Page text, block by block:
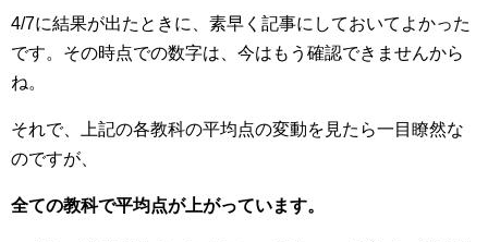
4/7に結果が出たときに、素早く記事にしておいてよかった
です。その時点での数字は、今はもう確認できませんから
ね。
それで、上記の各教科の平均点の変動を見たら一目瞭然な
のですが、
全ての教科で平均点が上がっています。